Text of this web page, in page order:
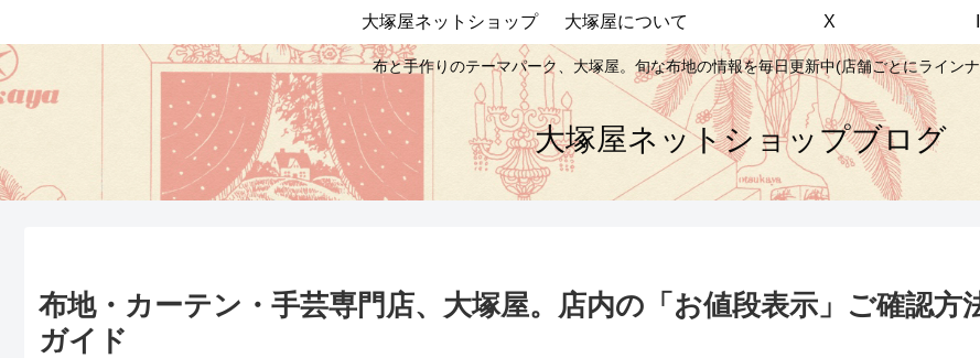
布と手作りのテーマパーク、大塚屋。旬な布地の情報を毎日更新中(店舗ごとにライン
大塚屋ネットショップブログ
大塚屋ネットショップ 大塚屋について X
布地・カーテン・手芸専門店、大塚屋。店内の「お値段表示」ご確認方
ガイド